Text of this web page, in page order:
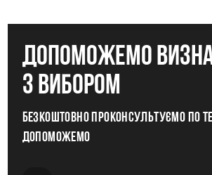
допоможемо
з вибором
Безкоштовно проконсультуємо по
допоможемо